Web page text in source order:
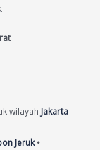
wilayah Jakarta
Jeruk•